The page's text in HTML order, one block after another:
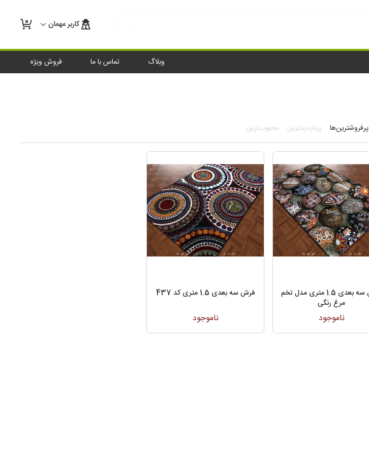
کاربر مهمان
وبلاگ تماس با ما
فروش ویژه
پرفروشترین‌ها پربازدیدترین محبوب‌ترین
فرش سه بعدی 1.5 متری مدل تخم
مرغ رنگی
ناموجود
فرش سه بعدی 1.5 متری کد 437
ناموجود